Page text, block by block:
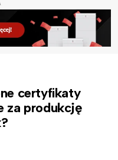
certyfikaty
za produkcję